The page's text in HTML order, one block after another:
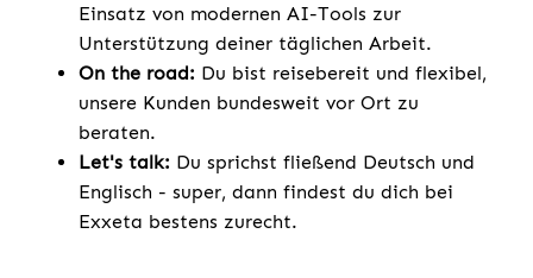
Einsatz von modernen AI-Tools zur
Unterstützung deiner täglichen Arbeit.
On the road: Du bist reisebereit und flexibel,
unsere Kunden bundesweit vor Ort zu
beraten.
Let's talk: Du sprichst fließend Deutsch und
Englisch - super, dann findest du dich bei
Exxeta bestens zurecht.